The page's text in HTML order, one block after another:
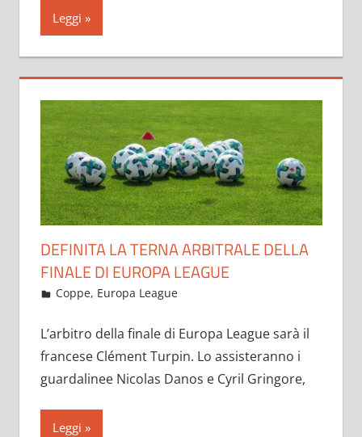
Leggi
DEFINITA LA TERNA ARBITRALE DELLA
FINALE DI EUROPA LEAGUE
Maggio 20, 2021
admin
Coppe, Europa League
L’arbitro della finale di Europa League sarà il
francese Clément Turpin. Lo assisteranno i
guardalinee Nicolas Danos e Cyril Gringore,
Leggi